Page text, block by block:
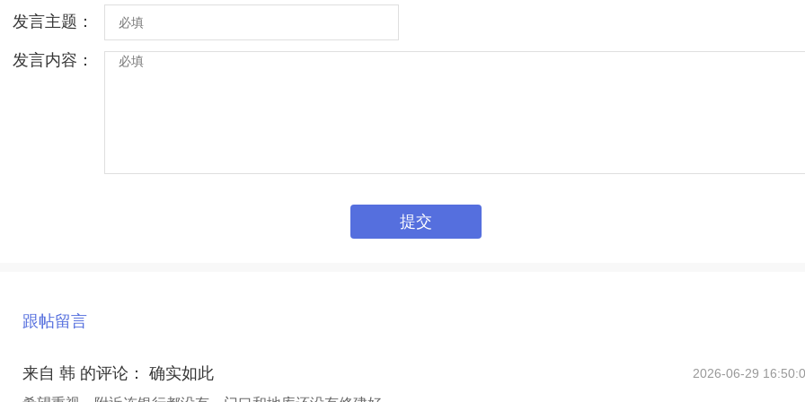
发言主题：
发言内容：
提交
跟帖留言
来自 韩 的评论： 确实如此 2026-06-29